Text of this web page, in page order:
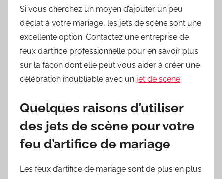
Si vous cherchez un moyen d’ajouter un peu
d’éclat à votre mariage, les jets de scène sont une
excellente option. Contactez une entreprise de
feux d’artifice professionnelle pour en savoir plus
sur la façon dont elle peut vous aider à créer une
célébration inoubliable avec un jet de scene.
Quelques raisons d’utiliser
des jets de scène pour votre
feu d’artifice de mariage
Les feux d’artifice de mariage sont de plus en plus